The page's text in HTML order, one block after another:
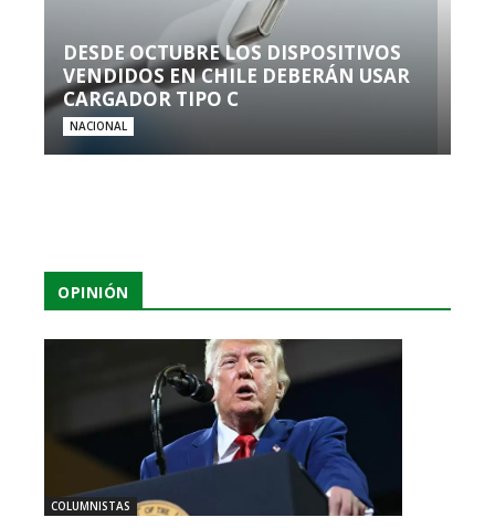
DESDE OCTUBRE LOS DISPOSITIVOS
VENDIDOS EN CHILE DEBERÁN USAR
CARGADOR TIPO C
NACIONAL
OPINIÓN
COLUMNISTAS